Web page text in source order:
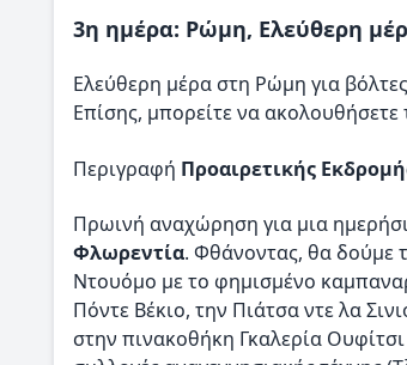
3η ημέρα: Ρώμη, Ελεύθερη
Ελεύθερη μέρα στη Ρώμη για
Επίσης, μπορείτε να ακολουθήσετε
Περιγραφή Προαιρετικής
Πρωινή αναχώρηση για μια
Φλωρεντία. Φθάνοντας, θα δούμε
Ντουόμο με το φημισμένο
Πόντε Βέκιο, την Πιάτσα ντε λα
στην πινακοθήκη Γκαλερία